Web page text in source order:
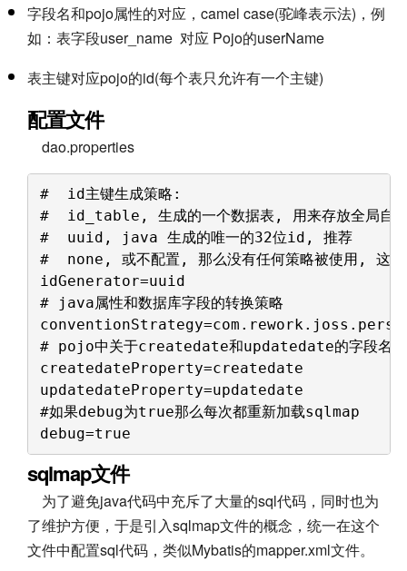
字段名和pojo属性的对应，camel case(驼峰表示法)，例
如：表字段user_name 对应 Pojo的userName
表主键对应pojo的id(每个表只允许有一个主键)
配置文件
dao.properties
#  id主键生成策略:
#  id_table, 生成的一个数据表, 用来存放全局自
#  uuid, java 生成的唯一的32位id, 推荐
#  none, 或不配置, 那么没有任何策略被使用, 这
idGenerator=uuid
# java属性和数据库字段的转换策略
# pojo中关于createdate和updatedate的字段名
createdateProperty=createdate
updatedateProperty=updatedate
#如果debug为true那么每次都重新加载sqlmap
debug=true
sqlmap文件
为了避免java代码中充斥了大量的sql代码，同时也为
了维护方便，于是引入sqlmap文件的概念，统一在这个
文件中配置sql代码，类似Mybatis的mapper.xml文件。